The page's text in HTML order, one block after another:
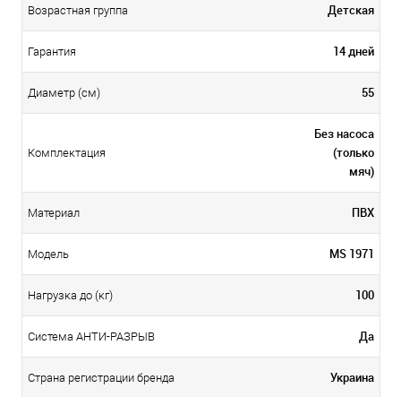
Возрастная группа Детская
Гарантия 14 дней
Диаметр (см) 55
Комплектация
Без насоса
(только
мяч)
Материал ПВХ
Модель MS 1971
Нагрузка до (кг) 100
Система АНТИ-РАЗРЫВ Да
Страна регистрации бренда Украина